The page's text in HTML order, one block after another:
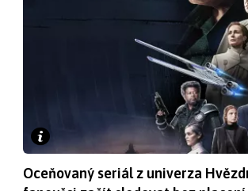
Oceňovaný seriál z univerza